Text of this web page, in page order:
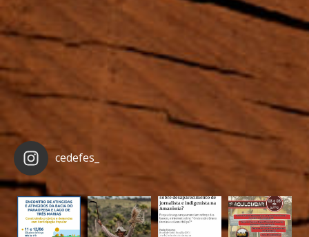
cedefes_